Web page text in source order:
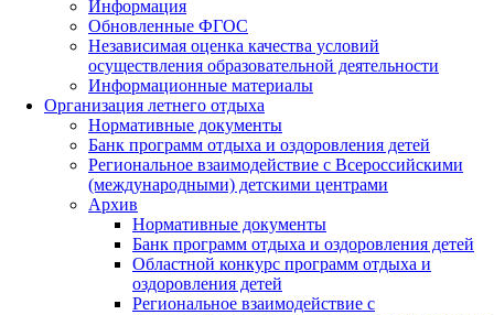
Информация
Обновленные ФГОС
Независимая оценка качества условий
осуществления образовательной деятельности
Информационные материалы
Организация летнего отдыха
Нормативные документы
Банк программ отдыха и оздоровления детей
Региональное взаимодействие с Всероссийскими
(международными) детскими центрами
Архив
Нормативные документы
Банк программ отдыха и оздоровления детей
Областной конкурс программ отдыха и
оздоровления детей
Региональное взаимодействие с